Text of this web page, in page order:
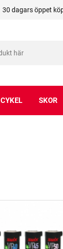
30 dagars öppet
CYKEL SKOR